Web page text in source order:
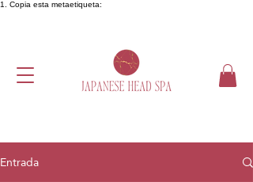
1. Copia esta metaetiqueta:
Entrada